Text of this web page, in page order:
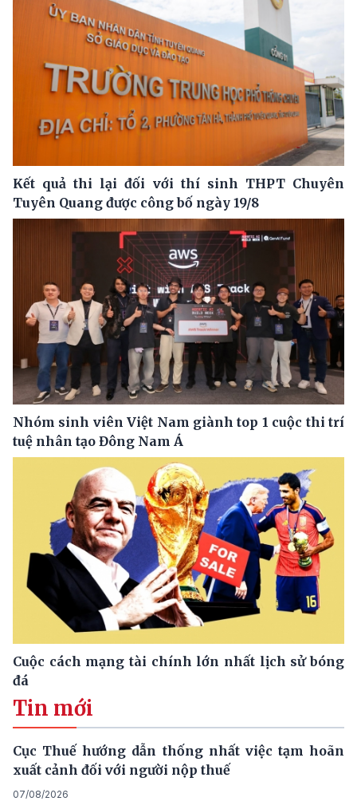
Kết quả thi lại đối với thí sinh THPT Chuyên
Tuyên Quang được công bố ngày 19/8
Nhóm sinh viên Việt Nam giành top 1 cuộc thi trí
tuệ nhân tạo Đông Nam Á
Cuộc cách mạng tài chính lớn nhất lịch sử bóng
đá
Tin mới
Cục Thuế hướng dẫn thống nhất việc tạm hoãn
xuất cảnh đối với người nộp thuế
07/08/2026